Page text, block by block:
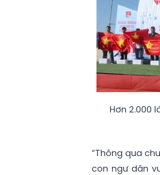
Hơn 2.000
“Thông qua
con ngư dân